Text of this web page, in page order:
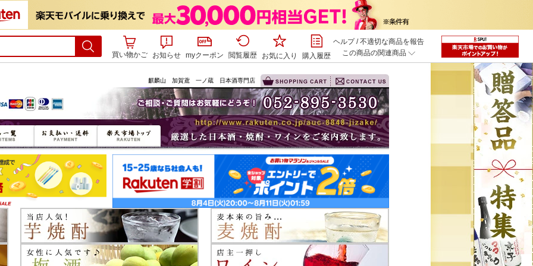
買い物かご お知らせ myクーポン 閲覧履歴 お気に入り 購入履歴
ヘルプ/不適切な商品を報告
この商品の関連商品
麒麟山 加賀鳶 一ノ蔵 日本酒専門店